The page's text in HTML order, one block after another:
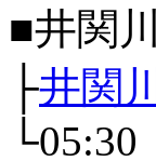
■井関川
├井関川
└05:30